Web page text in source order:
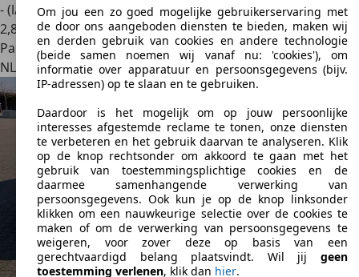
- (l/100 km)
2,8
Particulier
NL 4811ztBreda
Om jou een zo goed mogelijke gebruikerservaring met
de door ons aangeboden diensten te bieden, maken wij
en derden gebruik van cookies en andere technologie
(beide samen noemen wij vanaf nu: 'cookies'), om
informatie over apparatuur en persoonsgegevens (bijv.
IP-adressen) op te slaan en te gebruiken.
Daardoor is het mogelijk om op jouw persoonlijke
interesses afgestemde reclame te tonen, onze diensten
te verbeteren en het gebruik daarvan te analyseren. Klik
op de knop rechtsonder om akkoord te gaan met het
gebruik van toestemmingsplichtige cookies en de
daarmee samenhangende verwerking van
persoonsgegevens. Ook kun je op de knop linksonder
klikken om een nauwkeurige selectie over de cookies te
maken of om de verwerking van persoonsgegevens te
weigeren, voor zover deze op basis van een
gerechtvaardigd belang plaatsvindt. Wil jij geen
toestemming verlenen, klik dan hier.